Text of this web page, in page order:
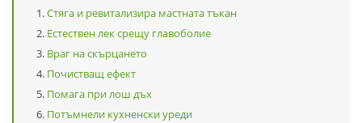
Стяга и ревитализира мастната тъкан
Естествен лек срещу главоболие
Враг на скърцането
Почистващ ефект
Помага при лош дъх
Потъмнели кухненски уреди